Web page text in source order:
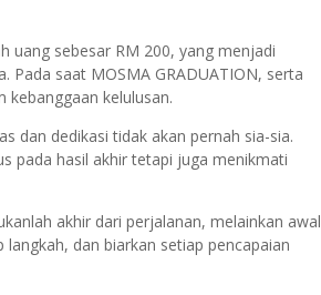
uang sebesar RM 200, yang menjadi
Pada saat MOSMA GRADUATION, serta
kebanggaan kelulusan.
dan dedikasi tidak akan pernah sia-sia.
pada hasil akhir tetapi juga menikmati
akhir dari perjalanan, melainkan awal
dan biarkan setiap pencapaian